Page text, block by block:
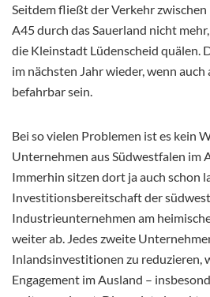
Seitdem fließt der Verkehr
A45 durch das Sauerland nicht
die Kleinstadt Lüdenscheid quälen.
im nächsten Jahr wieder, wenn auch
befahrbar sein.
Bei so vielen Problemen ist es kein
Unternehmen aus Südwestfalen im
Immerhin sitzen dort ja auch schon
Investitionsbereitschaft der
Industrieunternehmen am
weiter ab. Jedes zweite
Inlandsinvestitionen zu reduzieren,
Engagement im Ausland –